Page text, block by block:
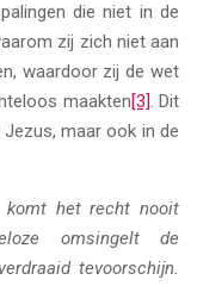
die niet in de
zij zich niet aan
waardoor zij de wet
maakten[3]. Dit
maar ook in de
het recht nooit
omsingelt de
tevoorschijn.